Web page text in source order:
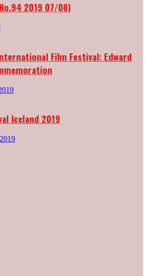
2019 07/08)
Film Festival: Edward
Iceland 2019